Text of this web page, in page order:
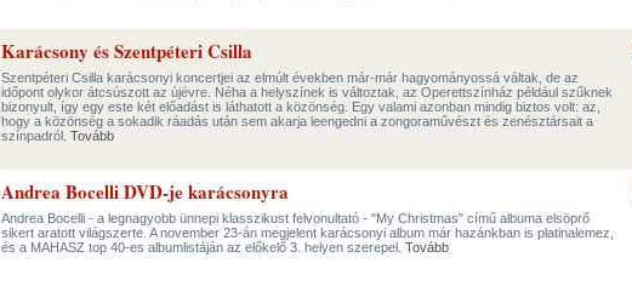
Karácsony és Szentpéteri Csilla
Szentpéteri Csilla karácsonyi koncertjei az elmúlt években már-már hagyományossá váltak, de az
időpont olykor átcsúszott az újévre. Néha a helyszínek is változtak, az Operettszínház például szűknek
bizonyult, így egy este két előadást is láthatott a közönség. Egy valami azonban mindig biztos volt: az,
hogy a közönség a sokadik ráadás után sem akarja leengedni a zongoraművészt és zenésztársait a
színpadról. Tovább
Andrea Bocelli DVD-je karácsonyra
Andrea Bocelli - a legnagyobb ünnepi klasszikust felvonultató - "My Christmas" című albuma elsöprő
sikert aratott világszerte. A november 23-án megjelent karácsonyi album már hazánkban is platinalemez,
és a MAHASZ top 40-es albumlistáján az előkelő 3. helyen szerepel. Tovább